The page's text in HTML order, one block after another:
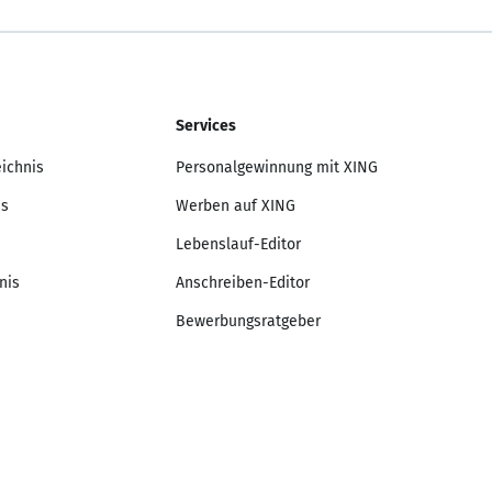
Services
Personalgewinnung mit XING
Werben auf XING
Lebenslauf-Editor
Anschreiben-Editor
Bewerbungsratgeber